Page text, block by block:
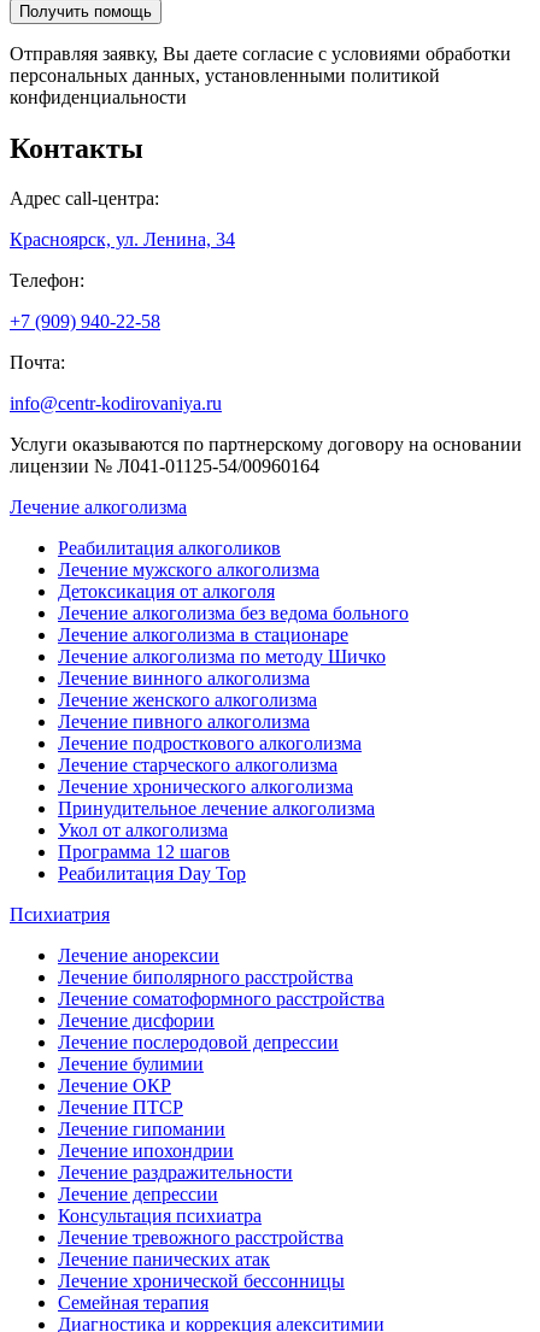
Получить помощь
Отправляя заявку, Вы даете согласие с условиями обработки
персональных данных, установленными политикой
конфиденциальности
Контакты
Адрес call-центра:
Красноярск, ул. Ленина, 34
Телефон:
+7 (909) 940-22-58
Почта:
info@centr-kodirovaniya.ru
Услуги оказываются по партнерскому договору на основании
лицензии № Л041-01125-54/00960164
Лечение алкоголизма
Реабилитация алкоголиков
Лечение мужского алкоголизма
Детоксикация от алкоголя
Лечение алкоголизма без ведома больного
Лечение алкоголизма в стационаре
Лечение алкоголизма по методу Шичко
Лечение винного алкоголизма
Лечение женского алкоголизма
Лечение пивного алкоголизма
Лечение подросткового алкоголизма
Лечение старческого алкоголизма
Лечение хронического алкоголизма
Принудительное лечение алкоголизма
Укол от алкоголизма
Программа 12 шагов
Реабилитация Day Top
Психиатрия
Лечение анорексии
Лечение биполярного расстройства
Лечение соматоформного расстройства
Лечение дисфории
Лечение послеродовой депрессии
Лечение булимии
Лечение ОКР
Лечение ПТСР
Лечение гипомании
Лечение ипохондрии
Лечение раздражительности
Лечение депрессии
Консультация психиатра
Лечение тревожного расстройства
Лечение панических атак
Лечение хронической бессонницы
Семейная терапия
Диагностика и коррекция алекситимии